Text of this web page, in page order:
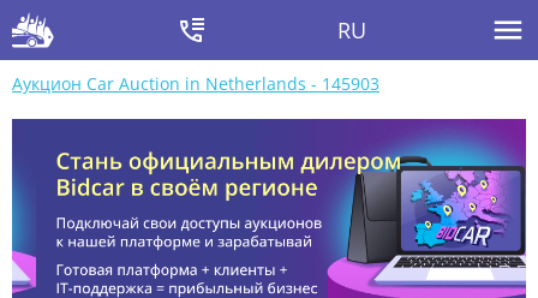
RU
Аукцион Car Auction in Netherlands - 145903